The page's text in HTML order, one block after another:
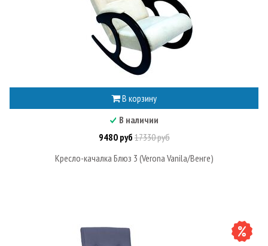
В корзину
В наличии
9480 руб17330 руб
Кресло-качалка Блюз 3 (Verona Vanila/Венге)